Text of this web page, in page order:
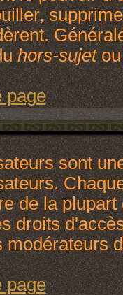
hors-sujetou
page
sont
de la
droits
modérateurs
page